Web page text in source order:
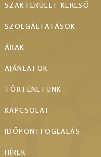
Footer
SZAKTERÜLET KERESŐ
SZOLGÁLTATÁSOK
ÁRAK
AJÁNLATOK
TÖRTÉNETÜNK
KAPCSOLAT
IDŐPONTFOGLALÁS
HÍREK